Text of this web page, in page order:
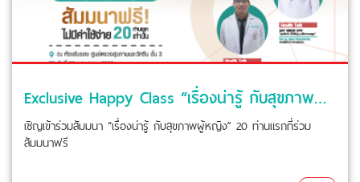
Exclusive Happy Class “เรื่องน่ารู้ กับสุขภาพผู้หญิง” (ฟรี ไม่มีค่าใช้จ่าย)
เชิญเข้าร่วมสัมมนา “เรื่องน่ารู้ กับสุขภาพผู้หญิง” 20 ท่านแรกที่ร่วม
สัมมนาฟรี